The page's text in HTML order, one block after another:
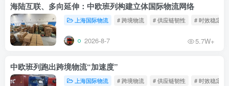
海陆互联、多向延伸：中欧班列构建立体国际物流网络
上海国际物流 # 跨境物流 # 供应链韧性 # 时效稳定
2026-8-7 5.7W+
中欧班列跑出跨境物流“加速度”
上海国际物流 # 跨境物流 # 供应链韧性 # 时效稳定